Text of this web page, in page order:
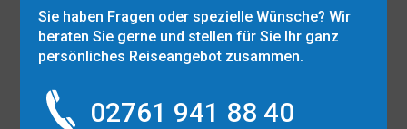
Sie haben Fragen oder spezielle Wünsche? Wir
beraten Sie gerne und stellen für Sie Ihr ganz
persönliches Reiseangebot zusammen.
02761 941 88 40